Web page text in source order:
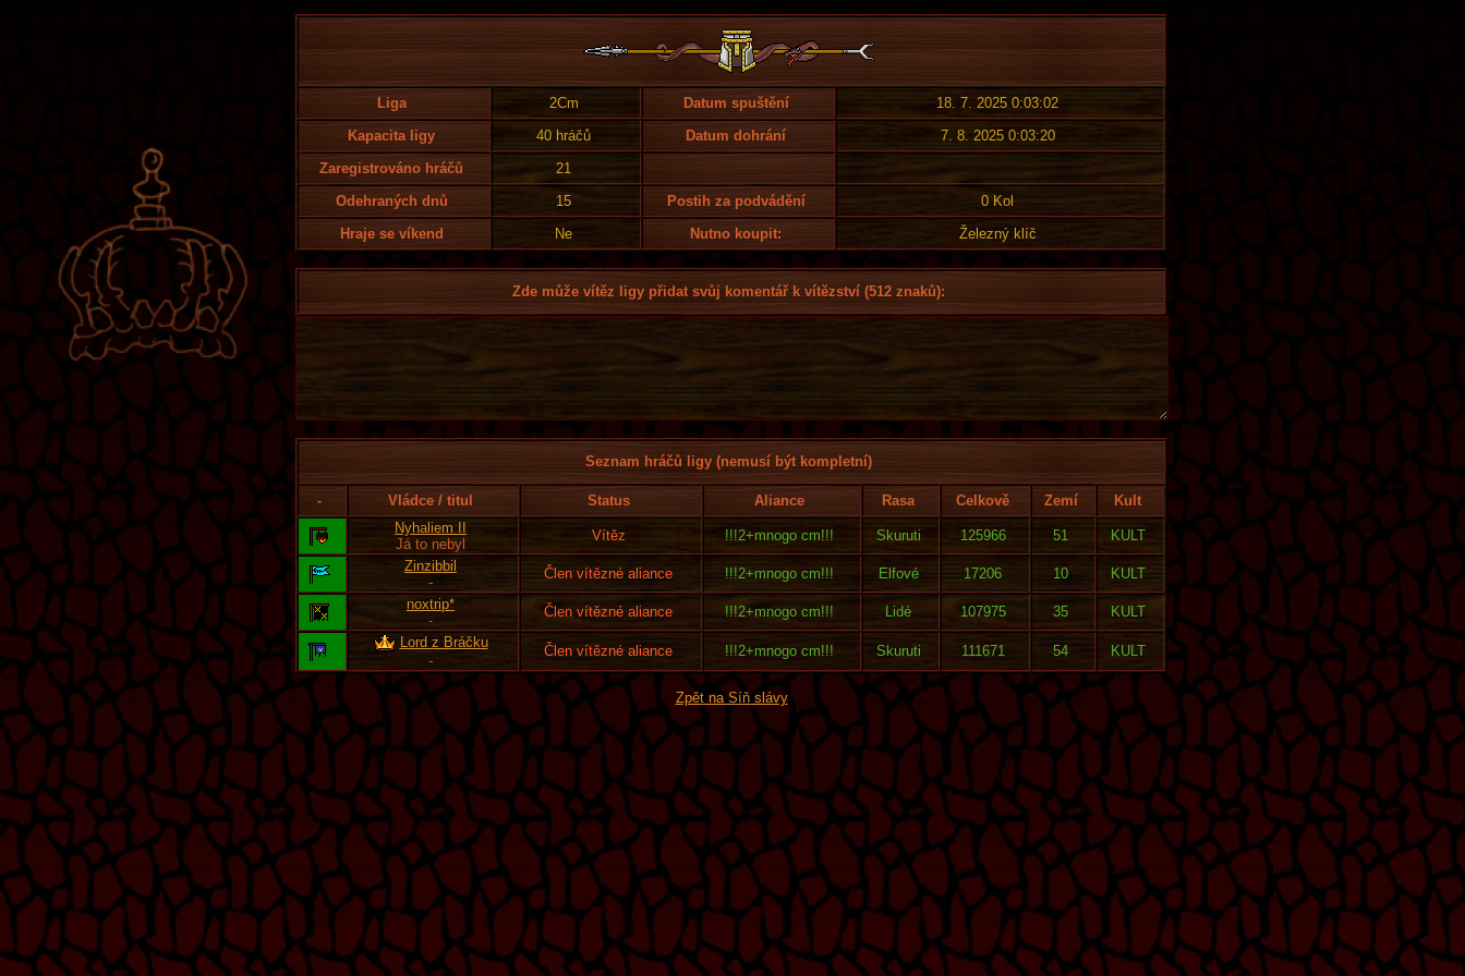
Liga 2Cm Datum spuštění
18. 7. 2025 0:03:02
Kapacita ligy
40 hráčů Datum dohrání
7. 8. 2025 0:03:20
Zaregistrováno hráčů
21
Odehraných dnů
15 Postih za podvádění
0 Kol
Hraje se víkend
Ne Nutno koupit: Železný klíč
Zde může vítěz ligy přidat svůj komentář k vítězství (512 znaků):
Seznam hráčů ligy (nemusí být kompletní)
- Vládce / titul Status Aliance Rasa Celkově Zemí
Kult
Nyhaliem II
Já to nebyl
Vítěz !!!2+mnogo cm!!! Skuruti 125966 51
KULT
Zinzibbil
-
Člen vítězné aliance !!!2+mnogo cm!!! Elfové 17206 10
KULT
noxtrip*
-
Člen vítězné aliance !!!2+mnogo cm!!! Lidé 107975 35
KULT
Lord z Bráčku
-
Člen vítězné aliance !!!2+mnogo cm!!! Skuruti 111671 54 KULT
Zpět na Síň slávy